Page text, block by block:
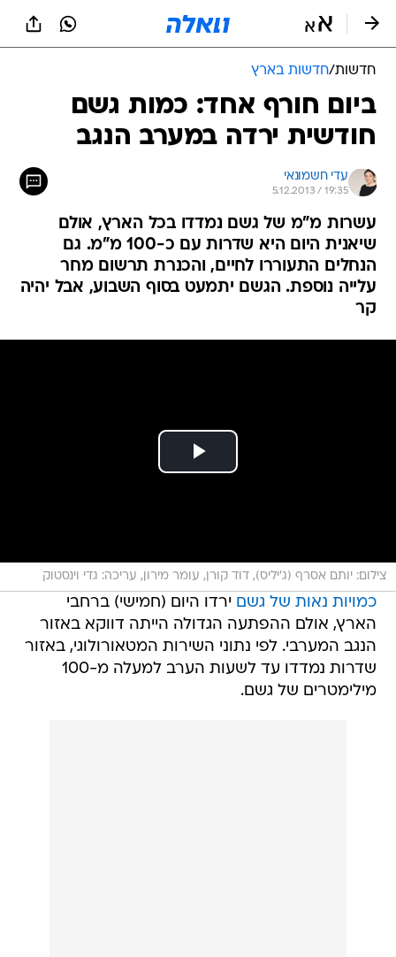
חדשות/חדשות בארץ
ביום חורף אחד: כמות גשם
חודשית ירדה במערב הנגב
עדי חשמונאי
5.12.2013 / 19:35
עשרות מ"מ של גשם נמדדו בכל הארץ, אולם
שיאנית היום היא שדרות עם כ-100 מ"מ. גם
הנחלים התעוררו לחיים, והכנרת תרשום מחר
עלייה נוספת. הגשם יתמעט בסוף השבוע, אבל יהיה
קר
צילום: יותם אסרף (ג'יליס), דוד קורן, עומר מירון, עריכה: גדי וינסטוק
כמויות נאות של גשם ירדו היום (חמישי) ברחבי
הארץ, אולם ההפתעה הגדולה הייתה דווקא באזור
הנגב המערבי. לפי נתוני השירות המטאורולוגי, באזור
שדרות נמדדו עד לשעות הערב למעלה מ-100
מילימטרים של גשם.